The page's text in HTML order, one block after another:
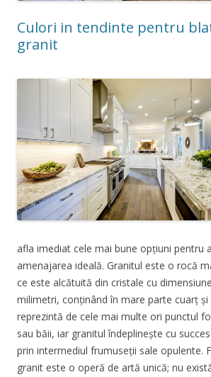
Culori in tendinte pentru
granit
afla imediat cele mai bune opțiuni pentru
amenajarea ideală. Granitul este o rocă
ce este alcătuită din cristale cu
milimetri, conținând în mare parte cuarț și
reprezintă de cele mai multe ori punctul
sau băii, iar granitul îndeplinește cu
prin intermediul frumuseții sale opulente.
granit este o operă de artă unică; nu